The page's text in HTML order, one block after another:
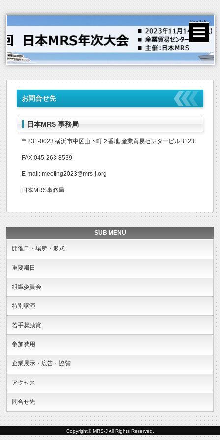
English
お問合せ先
日本MRS 事務局
〒231-0023 横浜市中区山下町２番地 産業貿易センタービルB123
FAX:045-263-8539
E-mail:meeting2023@mrs-j.org
日本MRS事務局
SUB MENU
開催日・場所・形式
重要期日
組織委員会
特別講演
若手奨励賞
参加費用
企業展示・広告・協賛
アクセス
問合せ先
Copyright© MRS-J All Rights Reserved.